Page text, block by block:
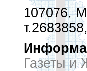
107076,
Газеты и